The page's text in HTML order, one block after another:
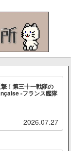
！第三十一戦隊の
-フランス艦隊
2026.07.27